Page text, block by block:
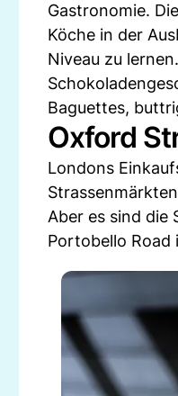
Gastronomie.
Köche in der
Niveau zu
Baguettes,
Oxford
Londons
Aber es sind die
Portobello Road